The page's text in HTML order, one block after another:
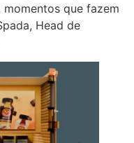
que fazem
Head de